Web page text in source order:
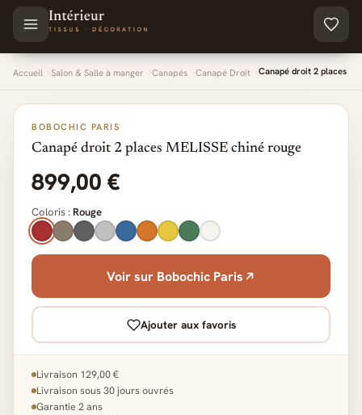
Aller au contenu principal
Accueil Salon & Salle à manger Canapés Canapé Droit Canapé droit 2 places
BOBOCHIC PARIS
Canapé droit 2 places MELISSE chiné rouge
899,00 €
Coloris : Rouge
Voir sur Bobochic Paris
Ajouter aux favoris
Livraison 129,00 €
Livraison sous 30 jours ouvrés
Garantie 2 ans